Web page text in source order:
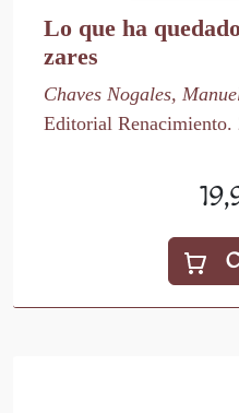
Lo que ha
zares
Chaves Nogales,
Editorial Renacimiento.